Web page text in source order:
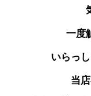
一度
いらっ
当